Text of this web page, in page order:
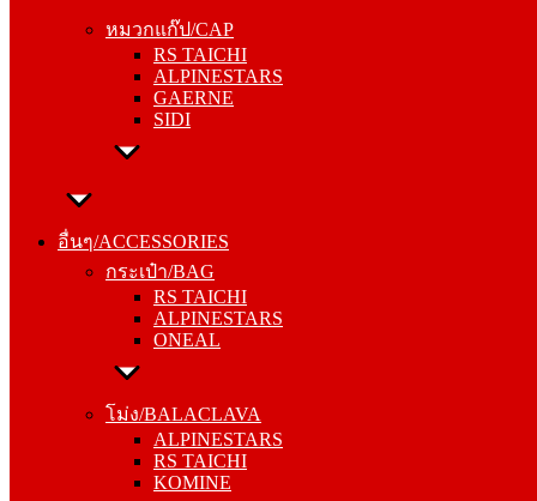
หมวกแก๊ป/CAP
RS TAICHI
ALPINESTARS
GAERNE
SIDI
อื่นๆ/ACCESSORIES
กระเป๋า/BAG
RS TAICHI
ALPINESTARS
ONEAL
โม่ง/BALACLAVA
ALPINESTARS
RS TAICHI
KOMINE
ALPINESTARS
GAERNE
SIDI
อื่นๆ/ACCESSORIES
RS TAICHI
ALPINESTARS
ONEAL
โม่ง/BALACLAVA
RS TAICHI
KOMINE